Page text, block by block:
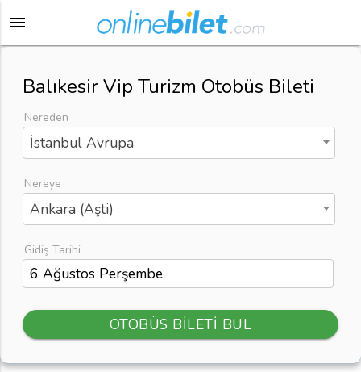
menu
Balıkesir Vip Turizm Otobüs Bileti
Nereden
İstanbul Avrupa
Nereye
Ankara (Aşti)
Gidiş Tarihi
OTOBÜS BİLETİ BUL